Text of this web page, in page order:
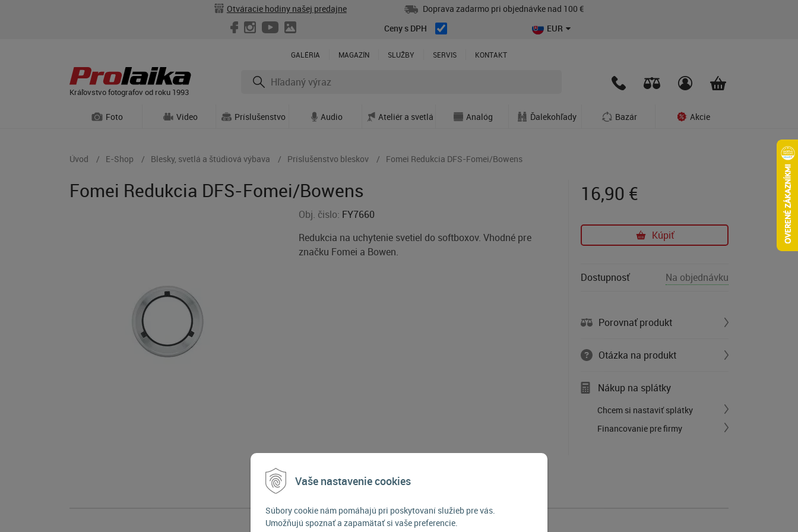
Vaše nastavenie cookies
Súbory cookie nám pomáhajú pri poskytovaní služieb pre vás.
Umožňujú spoznať a zapamätať si vaše preferencie.
Otváracie hodiny našej predajne
Doprava zadarmo pri objednávke nad 100 €
Ceny s DPH
EUR
GALÉRIA MAGAZÍN SLUŽBY SERVIS KONTAKT
Kráľovstvo fotografov od roku 1993
Foto Video Príslušenstvo Audio Ateliér a svetlá Analóg Ďalekohľady Bazár Akcie
Úvod E-Shop Blesky, svetlá a štúdiová výbava Príslušenstvo bleskov Fomei Redukcia DFS-Fomei/Bowens
Fomei Redukcia DFS-Fomei/Bowens
Obj. čislo: FY7660
Redukcia na uchytenie svetiel do softboxov. Vhodné pre
značku Fomei a Bowen.
16,90 €
Kúpiť
Dostupnosť Na objednávku
Porovnať produkt
Otázka na produkt
Nákup na splátky
Chcem si nastaviť splátky
Financovanie pre firmy